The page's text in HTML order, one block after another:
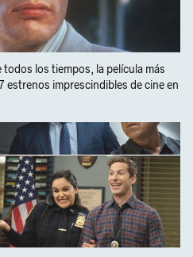
los tiempos, la película más
estrenos imprescindibles de cine en